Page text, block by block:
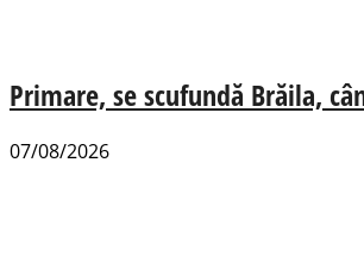
Primare, se scufundă Brăila,
07/08/2026